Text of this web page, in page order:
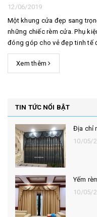
12/06/2019
Một khung cửa đẹp sang
những chiếc rèm cửa. Phụ
đóng góp cho vẻ đẹp tinh tế
Xem thêm
TIN TỨC NỔI BẬT
Địa chỉ
10/05/
Yếm
10/05/